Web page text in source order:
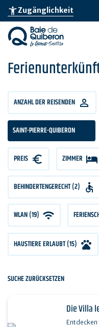
Skip
main
content
accessibility_newZugänglichkeit
ANZAHL
DER
REISENDEN
ANZAHL DER REISENDEN
SAINT-PIERRE-QUIBERON
PREIS
PREIS ZIMMER
ZIMMER
BEHINDERTENGERECHT (2)
WLAN (19)
HAUSTIERE ERLAUBT (15)
SUCHE ZURÜCKSETZEN
Die Villa
Entdecken